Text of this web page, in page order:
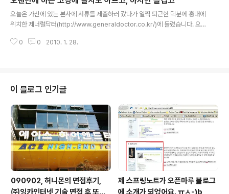
자료를 만들어 둔 후에 그걸 차근차근 살을 붙혀나갈 수밖에 없겠지. OTL... Ni
ghtmare（惡夢）(1) by moontan
오늘은 가산에 있는 본사에 서류를 제출하러 갔다가 일찍 퇴근한 덕분에 홍대에
위치한 제너럴닥터(http://www.generaldoctor.co.kr/)에 들렸습니다. 오늘
2day.net/gedoc_kim)쌤, 정제닥(http://me2day.net/gedoc)쌤 두분이
않지만 아기자기한 맛도 있고, 병원냄새도 살짝 나고, 카레 냄새도 나고 그래요.
ㅎㅎ 본사에 들렸다가 퇴근길에 홍대가기!! 제..
0 0 2010. 1. 28.
이 블로그 인기글
090902, 허니몬의 면접후기,
㈜잉카인터넷 기술 면접 후 또한
제 스프링노트가 오픈마루 블로그
에 소개가 되었어요. ㅠㅅ-)b